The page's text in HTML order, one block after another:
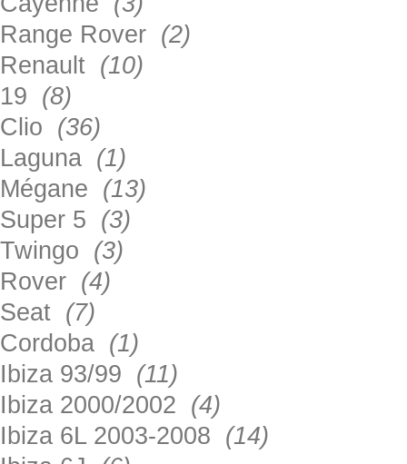
Range Rover (2)
Renault (10)
19 (8)
Clio (36)
Laguna (1)
Mégane (13)
Super 5 (3)
Twingo (3)
Rover (4)
Seat (7)
Cordoba (1)
Ibiza 93/99 (11)
Ibiza 2000/2002 (4)
Ibiza 6L 2003-2008 (14)